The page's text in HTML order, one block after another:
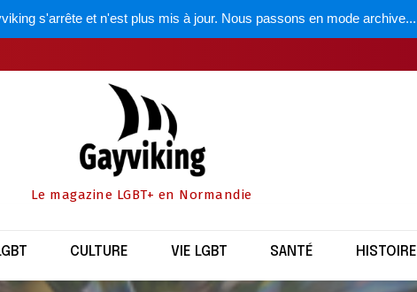
s'arrête et n'est plus mis à jour. Nous passons en mode archive...
Le magazine LGBT+ en Normandie
CULTURE VIE LGBT SANTÉ HISTOIRE